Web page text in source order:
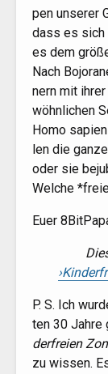
pen unse­rer
dass es sich
es dem
Nach
nern mit
wöhn­li­chen
Homo
len die
oder sie
Wel­che
Euer
P. S. Ich
ten 30 Jah­re
der­frei­en
zu wis­sen.